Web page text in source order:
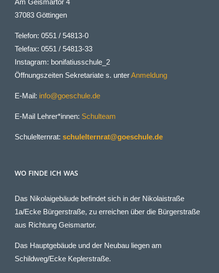
Am Geismartor 4
37083 Göttingen
Telefon: 0551 / 54813-0
Telefax: 0551 / 54813-33
Instagram: bonifatiusschule_2
Öffnungszeiten Sekretariate s. unterAnmeldung
E-Mail: info@goeschule.de
E-Mail Lehrer*innen: Schulteam
Schulelternrat: schulelternrat@goeschule.de
WO FINDE ICH WAS
Das Nikolaigebäude befindet sich in der Nikolaistraße
1a/Ecke Bürgerstraße, zu erreichen über die Bürgerstraße
aus Richtung Geismartor.
Das Hauptgebäude und der Neubau liegen am
Schildweg/Ecke Keplerstraße.